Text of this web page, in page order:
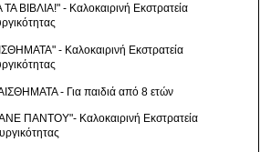
ΒΙΒΛΙΑ!" - Καλοκαιρινή Εκστρατεία
- Καλοκαιρινή Εκστρατεία
- Για παιδιά από 8 ετών
ΠΑΝΤΟΥ"- Καλοκαιρινή Εκστρατεία